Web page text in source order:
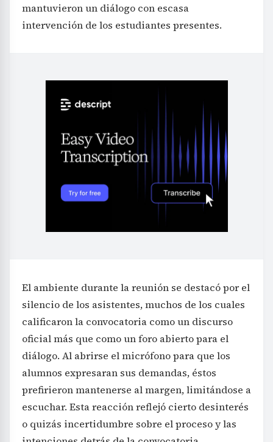
mantuvieron un diálogo con escasa
intervención de los estudiantes presentes.
El ambiente durante la reunión se destacó por el
silencio de los asistentes, muchos de los cuales
calificaron la convocatoria como un discurso
oficial más que como un foro abierto para el
diálogo. Al abrirse el micrófono para que los
alumnos expresaran sus demandas, éstos
prefirieron mantenerse al margen, limitándose a
escuchar. Esta reacción reflejó cierto desinterés
o quizás incertidumbre sobre el proceso y las